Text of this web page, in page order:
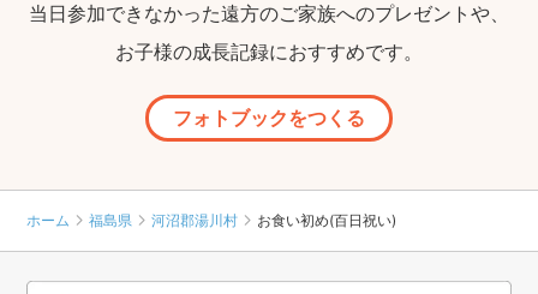
当日参加できなかった遠方のご家族へのプレゼントや、
お子様の成長記録におすすめです。
フォトブックをつくる
ホーム 福島県 河沼郡湯川村 お食い初め(百日祝い)